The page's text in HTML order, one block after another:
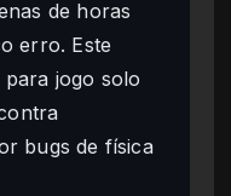
de horas
erro. Este
jogo solo
bugs de física